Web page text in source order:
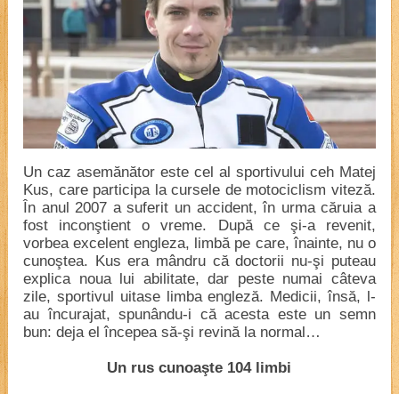
Un caz asemănător este cel al sportivului ceh Matej
Kus, care participa la cursele de motociclism viteză.
În anul 2007 a suferit un accident, în urma căruia a
fost inconştient o vreme. După ce şi-a revenit,
vorbea excelent engleza, limbă pe care, înainte, nu o
cunoştea. Kus era mândru că doctorii nu-şi puteau
explica noua lui abilitate, dar peste numai câteva
zile, sportivul uitase limba engleză. Medicii, însă, l-
au încurajat, spunându-i că acesta este un semn
bun: deja el începea să-şi revină la normal…
Un rus cunoaşte 104 limbi